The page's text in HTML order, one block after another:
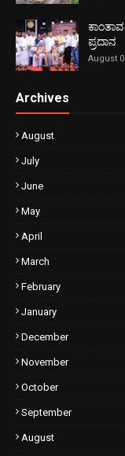
ಪ್ರದಾನ
August
Archives
August
July
June
May
April
March
February
January
December
November
October
September
August